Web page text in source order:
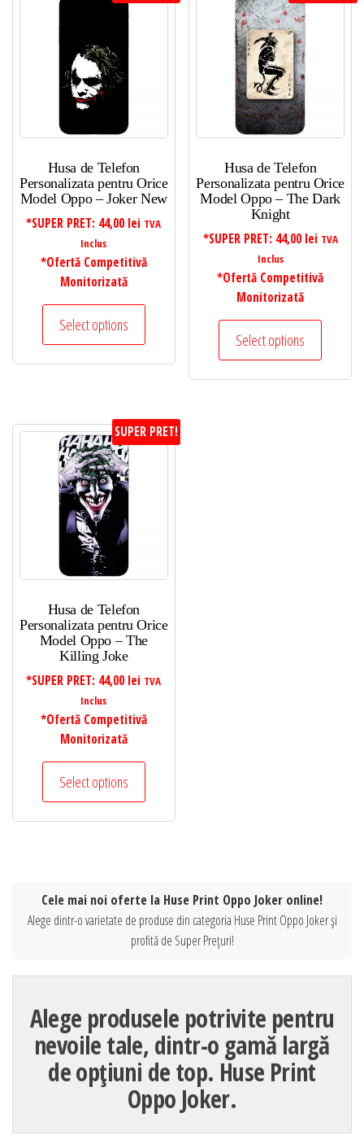
Husa de Telefon
Personalizata pentru Orice
Model Oppo – Joker New
*SUPER PRET: 44,00 lei TVA
Inclus
*Ofertă Competitivă
Monitorizată
Select options
Husa de Telefon
Personalizata pentru Orice
Model Oppo – The Dark
Knight
*SUPER PRET: 44,00 lei TVA
Inclus
*Ofertă Competitivă
Monitorizată
Select options
SUPER PRET!
Husa de Telefon
Personalizata pentru Orice
Model Oppo – The
Killing Joke
*SUPER PRET: 44,00 lei TVA
Inclus
*Ofertă Competitivă
Monitorizată
Select options
Cele mai noi oferte la Huse Print Oppo Joker online!
Alege dintr-o varietate de produse din categoria Huse Print Oppo Joker și
profită de Super Prețuri!
Alege produsele potrivite pentru
nevoile tale, dintr-o gamă largă
de opțiuni de top. Huse Print
Oppo Joker.